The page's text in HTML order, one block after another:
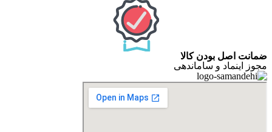
ضمانت اصل بودن کالا
مجوز اینماد و ساماندهی